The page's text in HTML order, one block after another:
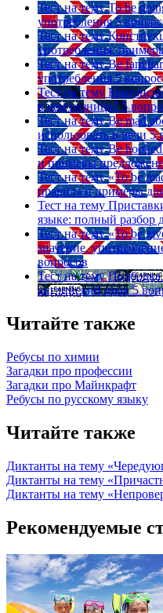
Тест на тему To be
употребления 5
Тест на тему
употребления,
Тест на тему Be
употребления 5
Тест на тему
в чем разница? 5
Тест на тему Be mad
использовать в речи 5
Тест на тему Be
и примеры
Тест на тему «To be
правила и примеры
Тест на тему
языке: полный разбор
Тест на тему «To be
значение,
вопросов
Тест на тему Подборка
английский язык 5
Читайте также
Ребусы по химии
Загадки про профессии
Загадки про Майнкрафт
Ребусы по русскому языку
Читайте также
Диктанты на тему
Диктанты на тему
Диктанты на тему
Рекомендуемые